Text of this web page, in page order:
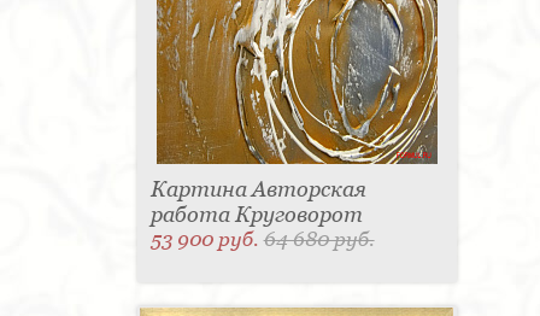
Картина Авторская
работа Круговорот
53 900 руб.64 680 руб.